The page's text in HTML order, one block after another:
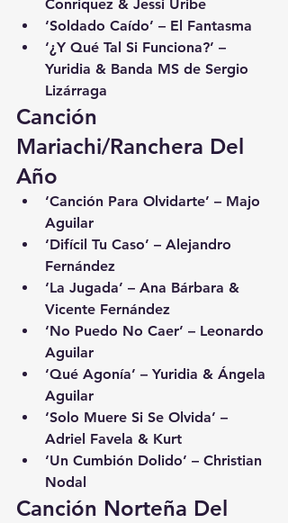
Conriquez & Jessi Uribe
‘Soldado Caído’ – El Fantasma
‘¿Y Qué Tal Si Funciona?’ –
Yuridia & Banda MS de Sergio
Lizárraga
Canción
Mariachi/Ranchera Del
Año
‘Canción Para Olvidarte’ – Majo
Aguilar
‘Difícil Tu Caso’ – Alejandro
Fernández
‘La Jugada’ – Ana Bárbara &
Vicente Fernández
‘No Puedo No Caer’ – Leonardo
Aguilar
‘Qué Agonía’ – Yuridia & Ángela
Aguilar
‘Solo Muere Si Se Olvida’ –
Adriel Favela & Kurt
‘Un Cumbión Dolido’ – Christian
Nodal
Canción Norteña Del